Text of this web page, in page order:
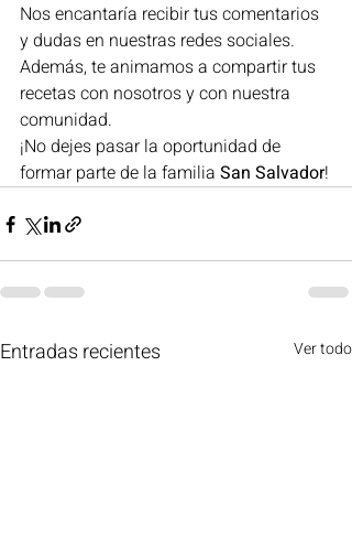
Nos encantaría recibir tus comentarios
y dudas en nuestras redes sociales.
Además, te animamos a compartir tus
recetas con nosotros y con nuestra
comunidad.
¡No dejes pasar la oportunidad de
formar parte de la familia San Salvador!
Entradas recientes Ver todo